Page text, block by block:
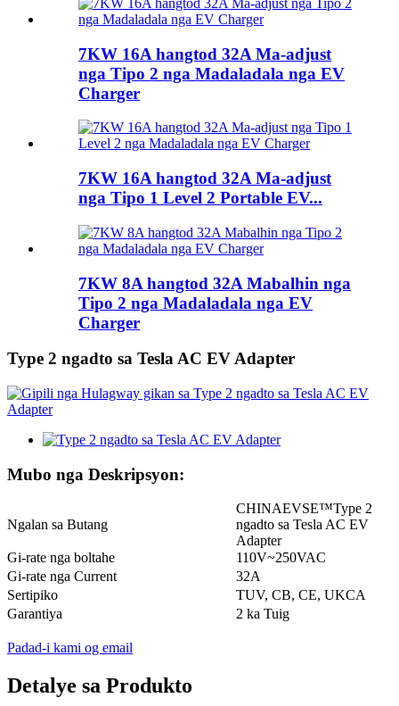
7KW 16A hangtod 32A Ma-adjust
nga Tipo 2 nga Madaladala nga EV
Charger
7KW 16A hangtod 32A Ma-adjust
nga Tipo 1 Level 2 Portable EV...
7KW 8A hangtod 32A Mabalhin nga
Tipo 2 nga Madaladala nga EV
Charger
Type 2 ngadto sa Tesla AC EV Adapter
Mubo nga Deskripsyon:
Ngalan sa Butang
CHINAEVSE™️Type 2
ngadto sa Tesla AC EV
Adapter
Gi-rate nga boltahe
110V~250VAC
Gi-rate nga Current
32A
Sertipiko
TUV, CB, CE, UKCA
Garantiya
2 ka Tuig
Padad-i kami og email
Detalye sa Produkto